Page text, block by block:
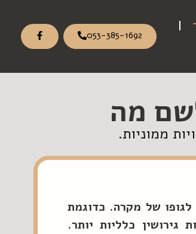
053-385-1692
מה
ממוניות.
לגופו של מקרה. כדוגמת
כלליות יותר.